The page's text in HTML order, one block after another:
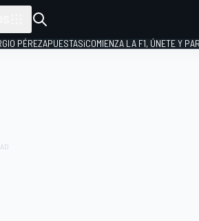
PÉREZAPUESTAS¡COMIENZA LA F1, ÚNETE Y